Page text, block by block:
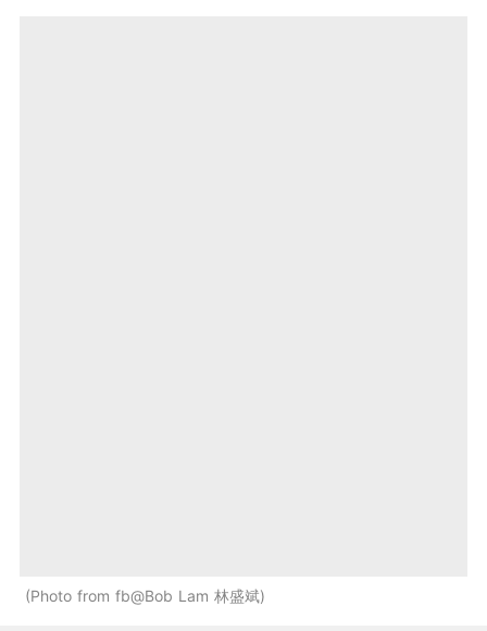
Photo from fb@Bob Lam 林盛斌